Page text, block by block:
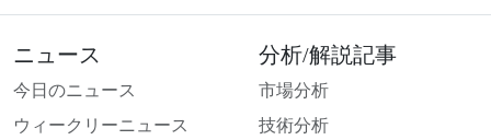
ニュース
今日のニュース
ウィークリーニュース
分析/解説記事
市場分析
技術分析